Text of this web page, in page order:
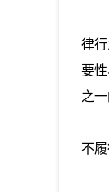
律
要
之
不